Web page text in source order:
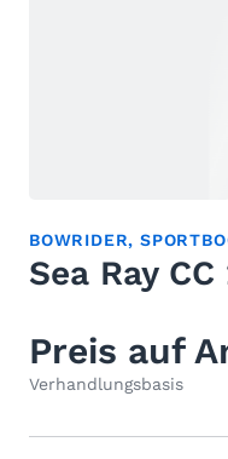
BOWRIDER,
Sea Ray
Preis auf
Verhandlungsbasis